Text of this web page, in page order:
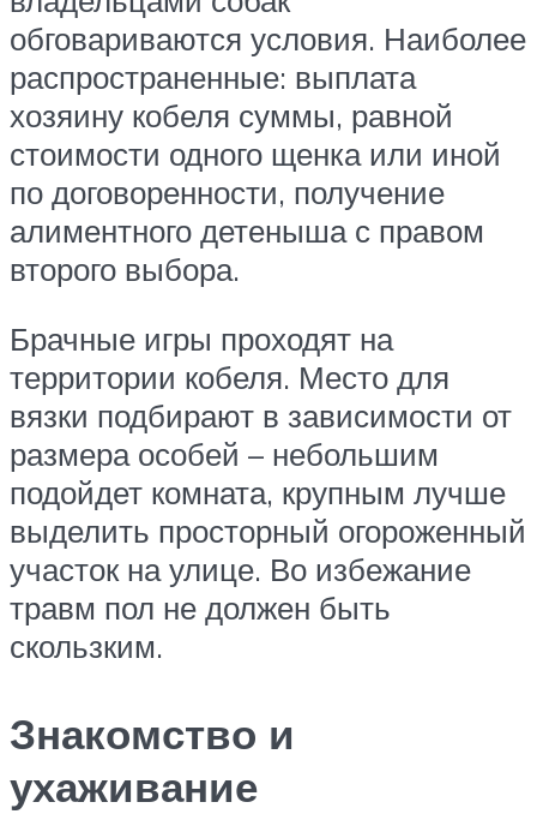
обговариваются условия. Наиболее
распространенные: выплата
хозяину кобеля суммы, равной
стоимости одного щенка или иной
по договоренности, получение
алиментного детеныша с правом
второго выбора.
Брачные игры проходят на
территории кобеля. Место для
вязки подбирают в зависимости от
размера особей – небольшим
подойдет комната, крупным лучше
выделить просторный огороженный
участок на улице. Во избежание
травм пол не должен быть
скользким.
Знакомство и
ухаживание